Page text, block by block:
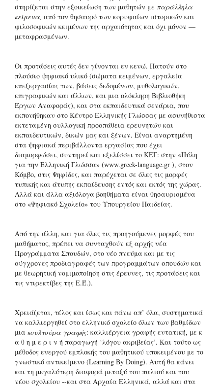
στηρίζεται στην εξοικείωση των μαθητών με παράλληλα
κείμενα, από τον θησαυρό των κορυφαίων ιστορικών και
φιλοσοφικών κειμένων της αρχαιότητας και όχι μόνον —
μεταφρασμένων.
Οι προτάσεις αυτές δεν γίνονται εν κενώ. Πατούν στο
πλούσιο ψηφιακό υλικό (σώματα κειμένων, εργαλεία
επεξεργασίας των, βάσεις δεδομένων, μυθολογικών,
επιγραφικών και άλλων, και μια ολόκληρη Βιβλιοθήκη
Έργων Αναφοράς), και στα εκπαιδευτικά σενάρια, που
εκπονήθηκαν στο Κέντρο Ελληνικής Γλώσσας με ασυνήθιστα
εκτεταμένη συλλογική προσπάθεια ερευνητών και
εκπαιδευτικών, δικών μας και ξένων. Είναι αναρτημένη
στα ψηφιακά περιβάλλοντα εργασίας που έχει
διαμορφώσει, συντηρεί και εξελίσσει το ΚΕΓ: στην «Πύλη
για την Ελληνική Γλώσσα» (www.greek-language.gr ), στον
Κόμβο, στις Ψηφίδες, και παρέχεται σε όλες τις μορφές
τυπικής και άτυπης εκπαίδευσης εντός και εκτός της χώρας.
Αλλά και άλλα αξιόλογα βοηθήματα είναι θησαυρισμένα
στο «Ψηφιακό Σχολείο» του Υπουργείου Παιδείας.
Από την άλλη, και για όλες τις προηγούμενες μορφές του
μαθήματος, πρέπει να συνταχθούν εξ αρχής νέα
Προγράμματα Σπουδών, στο νέο πνεύμα και με τις
σύγχρονες προδιαγραφές των προγραμμάτων σπουδών και
με θεωρητική νομιμοποίηση στις έρευνες, τις προτάσεις και
τις ντιρεκτίβες της Ε.Έ.).
Χρειάζεται, τέλος και ίσως και πάνω απ’ όλα, συστηματικά
να καλλιεργηθεί στο ελληνικό σχολείο όλων των βαθμίδων
μια κουλτούρα γραφής: καλλιέργεια γραφής εντατική, με κ
α θ η μ ε ρ ι ν ή παραγωγή ‘λόγου ακριβείας’. Και τούτο ως
μέθοδος ενεργού εμπλοκής του μαθητικού υποκειμένου με το
γνωστικό αντικείμενο (Learning By Doing). Αυτή θα κάνει
και τη μεγαλύτερη διαφορά μεταξύ του παλιού και του
νέου σχολείου --και στα Αρχαία Ελληνικά, αλλά και στα